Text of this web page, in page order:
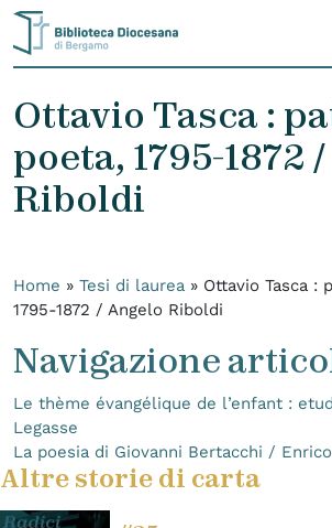
Skip to content
Ottavio Tasca :
poeta, 1795-1872
Riboldi
Home » Tesi di laurea » Ottavio Tasca :
1795-1872 / Angelo Riboldi
Navigazione
Le thème évangélique de l’enfant :
Legasse
La poesia di Giovanni Bertacchi /
Altre storie di carta